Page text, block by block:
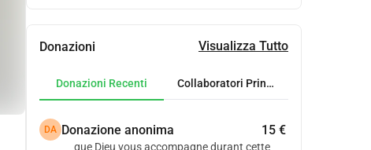
Donazioni Visualizza Tutto
Donazioni Recenti Collaboratori Principali
DA Donazione anonima 15 €
que Dieu vous accompagne durant cette